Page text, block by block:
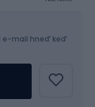
e-mail hneď keď